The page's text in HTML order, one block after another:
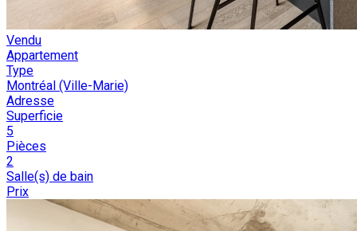
Vendu
Appartement
Type
Montréal (Ville-Marie)
Adresse
Superficie
5
Pièces
2
Salle(s) de bain
Prix